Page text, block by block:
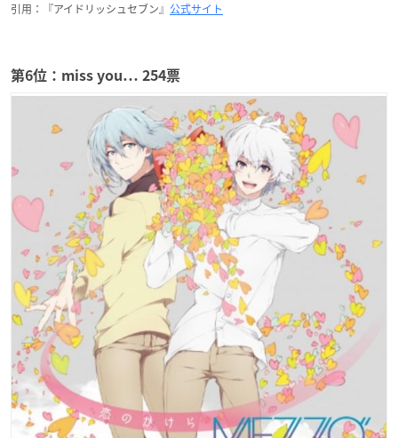
引用：『アイドリッシュセブン』 公式サイト
第6位：miss you… 254票